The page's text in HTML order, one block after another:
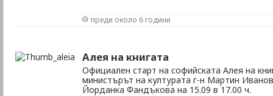
преди около 6 години
Алея на книгата
Официален старт на софийската Алея на
министърът на културата г-н Мартин
Йорданка Фандъкова на 15.09 в 17.00 ч.